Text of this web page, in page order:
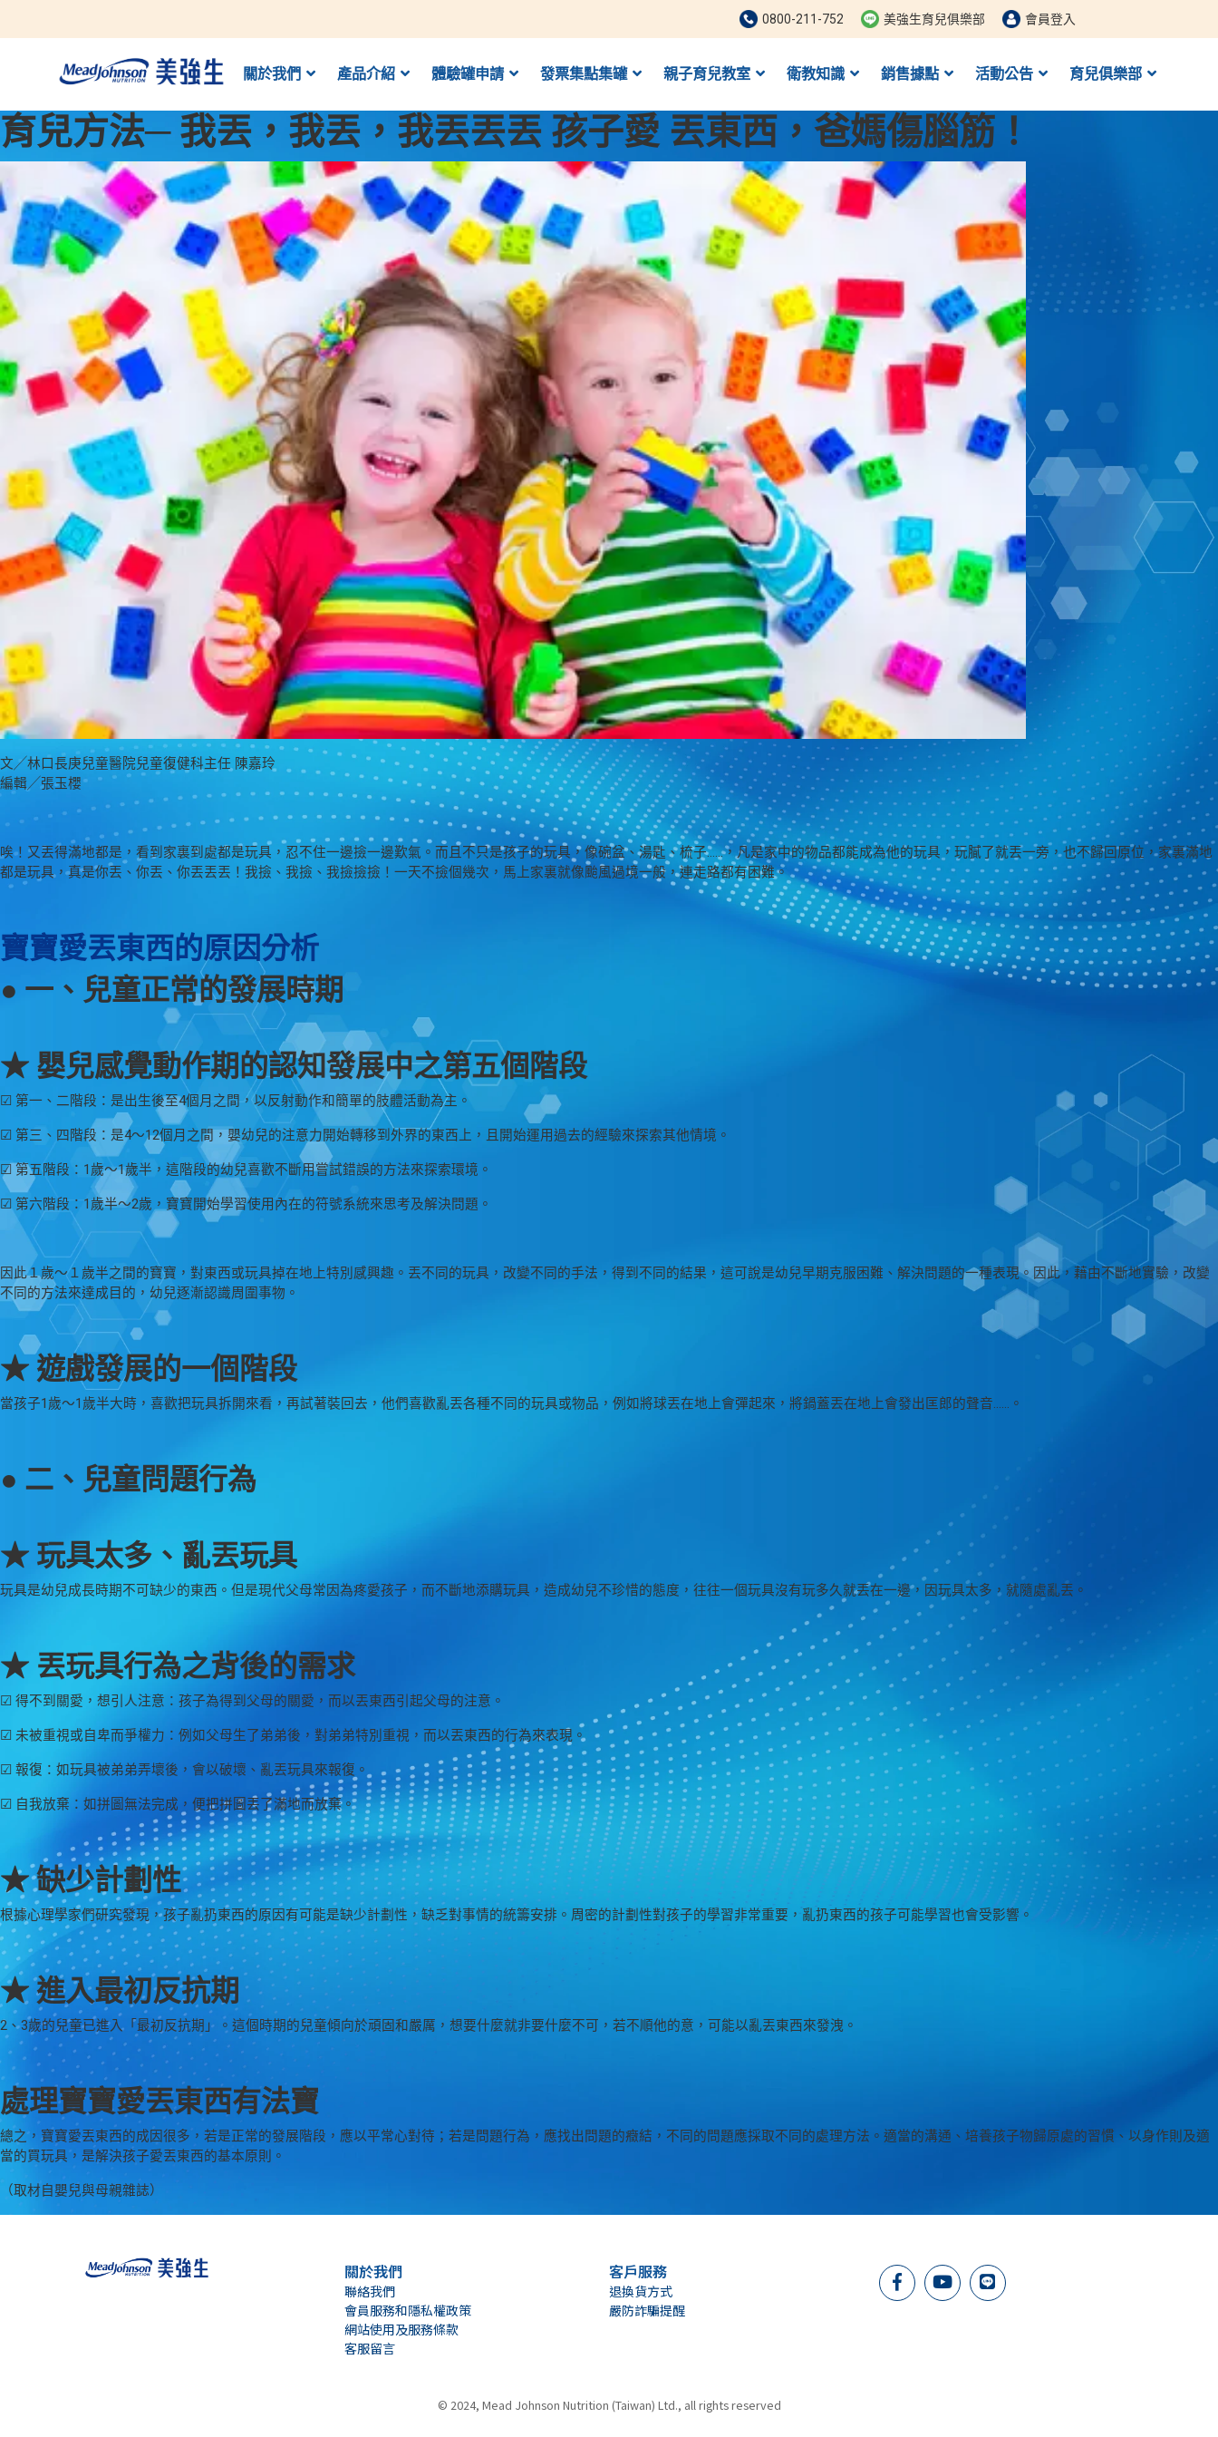
0800-211-752 美強生育兒俱樂部 會員登入
關於我們 產品介紹 體驗罐申請 發票集點集罐 親子育兒教室 衛教知識 銷售據點 活動公告 育兒俱樂部
育兒方法─ 我丟，我丟，我丟丟丟 孩子愛 丟東西，爸媽傷腦筋！
文╱林口長庚兒童醫院兒童復健科主任 陳嘉玲
編輯╱張玉櫻
唉！又丟得滿地都是，看到家裏到處都是玩具，忍不住一邊撿一邊歎氣。而且不只是孩子的玩具，像碗盆、湯匙、梳子……，凡是家中的物品都能成為他的玩具，玩膩了就丟一旁，也不歸回原位，家裏滿地
都是玩具，真是你丟、你丟、你丟丟丟！我撿、我撿、我撿撿撿！一天不撿個幾次，馬上家裏就像颱風過境一般，連走路都有困難。
寶寶愛丟東西的原因分析
● 一、兒童正常的發展時期
★ 嬰兒感覺動作期的認知發展中之第五個階段
☑ 第一、二階段：是出生後至4個月之間，以反射動作和簡單的肢體活動為主。
☑ 第三、四階段：是4～12個月之間，嬰幼兒的注意力開始轉移到外界的東西上，且開始運用過去的經驗來探索其他情境。
☑ 第五階段：1歲～1歲半，這階段的幼兒喜歡不斷用嘗試錯誤的方法來探索環境。
☑ 第六階段：1歲半～2歲，寶寶開始學習使用內在的符號系統來思考及解決問題。
因此１歲～１歲半之間的寶寶，對東西或玩具掉在地上特別感興趣。丟不同的玩具，改變不同的手法，得到不同的結果，這可說是幼兒早期克服困難、解決問題的一種表現。因此，藉由不斷地實驗，改變
不同的方法來達成目的，幼兒逐漸認識周圍事物。
★ 遊戲發展的一個階段
當孩子1歲～1歲半大時，喜歡把玩具拆開來看，再試著裝回去，他們喜歡亂丟各種不同的玩具或物品，例如將球丟在地上會彈起來，將鍋蓋丟在地上會發出匡郎的聲音……。
● 二、兒童問題行為
★ 玩具太多、亂丟玩具
玩具是幼兒成長時期不可缺少的東西。但是現代父母常因為疼愛孩子，而不斷地添購玩具，造成幼兒不珍惜的態度，往往一個玩具沒有玩多久就丟在一邊，因玩具太多，就隨處亂丟。
★ 丟玩具行為之背後的需求
☑ 得不到關愛，想引人注意：孩子為得到父母的關愛，而以丟東西引起父母的注意。
☑ 未被重視或自卑而爭權力：例如父母生了弟弟後，對弟弟特別重視，而以丟東西的行為來表現。
☑ 報復：如玩具被弟弟弄壞後，會以破壞、亂丟玩具來報復。
☑ 自我放棄：如拼圖無法完成，便把拼圖丟了滿地而放棄。
★ 缺少計劃性
根據心理學家們研究發現，孩子亂扔東西的原因有可能是缺少計劃性，缺乏對事情的統籌安排。周密的計劃性對孩子的學習非常重要，亂扔東西的孩子可能學習也會受影響。
★ 進入最初反抗期
2、3歲的兒童已進入「最初反抗期」。這個時期的兒童傾向於頑固和嚴厲，想要什麼就非要什麼不可，若不順他的意，可能以亂丟東西來發洩。
處理寶寶愛丟東西有法寶
總之，寶寶愛丟東西的成因很多，若是正常的發展階段，應以平常心對待；若是問題行為，應找出問題的癥結，不同的問題應採取不同的處理方法。適當的溝通、培養孩子物歸原處的習慣、以身作則及適
當的買玩具，是解決孩子愛丟東西的基本原則。
（取材自嬰兒與母親雜誌）
關於我們
聯絡我們
會員服務和隱私權政策
網站使用及服務條款
客服留言
客戶服務
退換貨方式
嚴防詐騙提醒
© 2024, Mead Johnson Nutrition (Taiwan) Ltd., all rights reserved